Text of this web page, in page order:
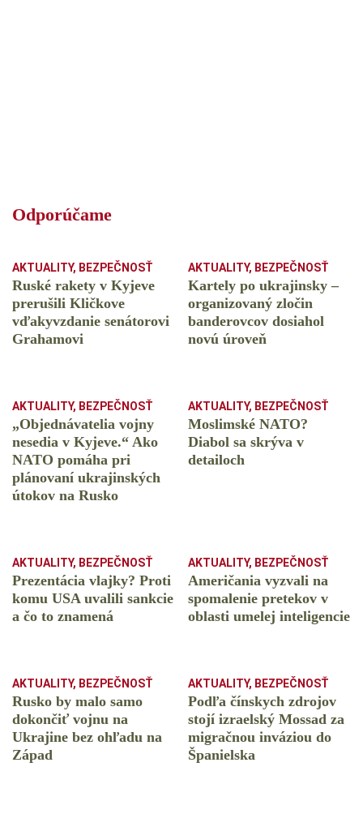
Odporúčame
AKTUALITY, BEZPEČNOSŤ
Ruské rakety v Kyjeve
prerušili Kličkove
vďakyvzdanie senátorovi
Grahamovi
AKTUALITY, BEZPEČNOSŤ
Kartely po ukrajinsky –
organizovaný zločin
banderovcov dosiahol
novú úroveň
AKTUALITY, BEZPEČNOSŤ
„Objednávatelia vojny
nesedia v Kyjeve.“ Ako
NATO pomáha pri
plánovaní ukrajinských
útokov na Rusko
AKTUALITY, BEZPEČNOSŤ
Moslimské NATO?
Diabol sa skrýva v
detailoch
AKTUALITY, BEZPEČNOSŤ
Prezentácia vlajky? Proti
komu USA uvalili sankcie
a čo to znamená
AKTUALITY, BEZPEČNOSŤ
Američania vyzvali na
spomalenie pretekov v
oblasti umelej inteligencie
AKTUALITY, BEZPEČNOSŤ
Rusko by malo samo
dokončiť vojnu na
Ukrajine bez ohľadu na
Západ
AKTUALITY, BEZPEČNOSŤ
Podľa čínskych zdrojov
stojí izraelský Mossad za
migračnou inváziou do
Španielska